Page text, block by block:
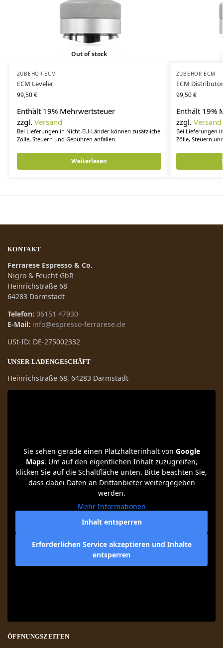
Out of stock
ZUBEHÖR ECM
ECM Leveler
99,50€
Enthält 19% Mehrwertsteuer
zzgl. Versand
Bei Lieferungen in Nicht-EU-Länder können zusätzliche
Zölle, Steuern und Gebühren anfallen.
Weiterlesen
ZUBEHÖR ECM
ECM Distributor
99,50€
Enthält 19%
zzgl. Versand
Bei Lieferungen
Zölle, Steuern
KONTAKT
Ferrarese Espresso & Co.
Nigro & Feucht GbR
Heinrichstraße 68
64283 Darmstadt
Telefon: 06151 47930
E-Mail: info@espresso-ferrarese.de
USt-ID: DE-275002332
UNSER LADENGESCHÄFT
Heinrichstraße 68, 64283 Darmstadt
Sie sehen gerade einen Platzhalterinhalt von Google
Maps. Um auf den eigentlichen Inhalt zuzugreifen,
klicken Sie auf die Schaltfläche unten. Bitte beachten Sie,
dass dabei Daten an Drittanbieter weitergegeben
werden.
Mehr Informationen
Inhalt entsperren
Erforderlichen Service akzeptieren und Inhalte
entsperren
ÖFFNUNGSZEITEN